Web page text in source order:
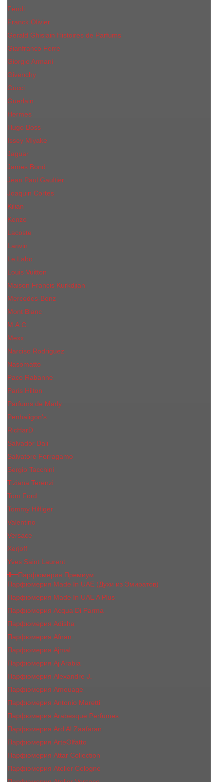
Fendi
Franck Olivier
Gerald Ghislain Histoires de Parfums
Gianfranco Ferre
Giorgio Armani
Givenchy
Gucci
Guerlain
Hermes
Hugo Boss
Issey Miyake
Jaguar
James Bond
Jean Paul Gaultier
Joaquin Сortes
Kilian
Kenzo
Lacoste
Lanvin
Le Labo
Louis Vuitton
Maison Francis Kurkdjian
Mercedes-Benz
Mont Blanc
M.А.C.
Mexx
Narciso Rodriguez
Nasomatto
Paco Rabanne
Paris Hilton
Parfums de Marly
Penhaligon​'s
RicHarD
Salvador Dali
Salvatore Ferragamo
Sergio Tacchini
Tiziana Terenzi
Tom Ford
Tommy Hilfiger
Valentino
Versace
Xerjoff
Yves Saint Laurent
Парфюмерия Премиум
Парфюмерия Made In UAE (Духи из Эмиратов)
Парфюмерия Made In UAE A Plus
Парфюмерия Acqua Di Parma
Парфюмерия Adisha
Парфюмерия Afnan
Парфюмерия Ajmal
Парфюмерия Aj Arabia
Парфюмерия Alexandre J.
Парфюмерия Amouage
Парфюмерия Antonio Maretti
Парфюмерия Arabesque Perfumes
Парфюмерия Ard Al Zaafaran
Парфюмерия ArteOlfatto
Парфюмерия Attar Collection
Парфюмерия Atelier Cologne